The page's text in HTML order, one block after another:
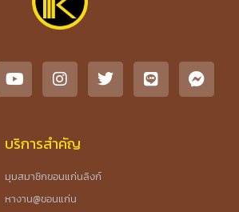
บริการสำคัญ
มุมสมาชิกขอนแก่นลิงก์
หางาน@ขอนแก่น